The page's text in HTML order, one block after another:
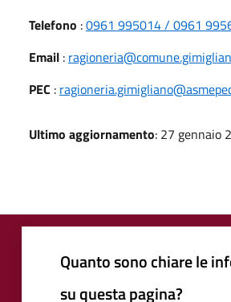
Telefono :0961 995014 / 0961
Email :
PEC :
Ultimo aggiornamento: 27 gennaio
Quanto sono chiare le
su questa pagina?